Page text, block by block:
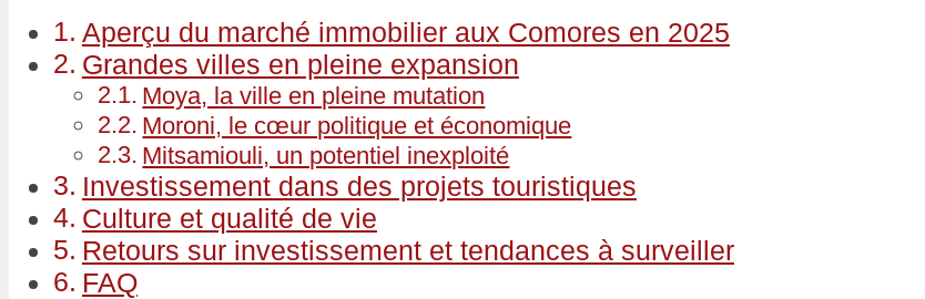
Aperçu du marché immobilier aux Comores en 2025
Grandes villes en pleine expansion
Moya, la ville en pleine mutation
Moroni, le cœur politique et économique
Mitsamiouli, un potentiel inexploité
Investissement dans des projets touristiques
Culture et qualité de vie
Retours sur investissement et tendances à surveiller
FAQ